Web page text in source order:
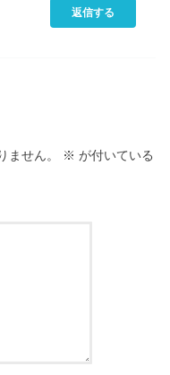
返信する
ません。 ※ が付いている